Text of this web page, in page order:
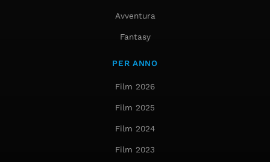
Avventura
Fantasy
PER ANNO
Film 2026
Film 2025
Film 2024
Film 2023